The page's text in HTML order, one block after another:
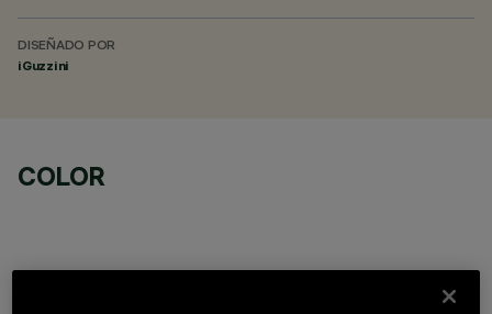
DISEÑADO POR
iGuzzini
COLOR